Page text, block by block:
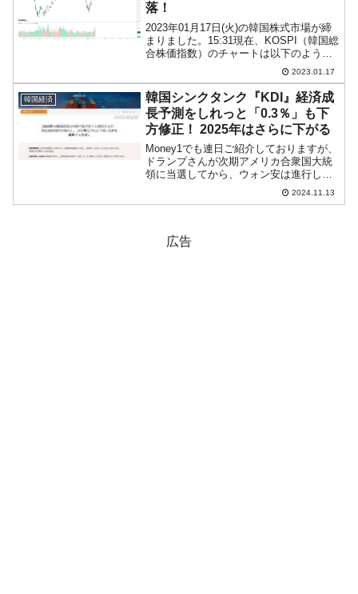
落！
2023年01月17日(火)の韓国株式市場が締
まりました。15:31現在、KOSPI（韓国総
合株価指数）のチャートは以下のように
『Investing.com』より引用）。「あれ
っ？」です。なんと陰線が長くなり下落
しま...
2023.01.17
韓国経済
韓国シンクタンク『KDI』経済成
長予測をしれっと「0.3％」も下
方修正！ 2025年はさらに下がる
Money1でも連日ご紹介しておりますが、
ドランプさんが次期アメリカ合衆国大統
領に当選してから、ウォン安は進行し、
KOSPIは安値進行となっています。また
どん底な不景気からいまだに抜け出せて
2024.11.13
広告